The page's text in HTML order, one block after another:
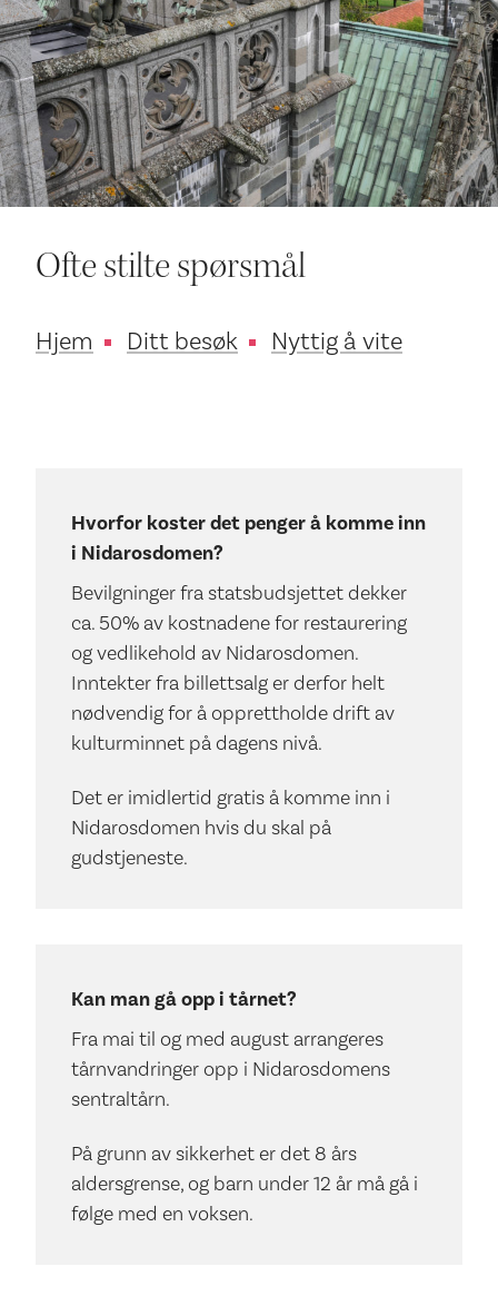
Ditt besøk
Ofte stilte spørsmål
Hjem Ditt besøk Nyttig å vite
Hvorfor koster det penger å komme inn
i Nidarosdomen?
Bevilgninger fra statsbudsjettet dekker
ca. 50% av kostnadene for restaurering
og vedlikehold av Nidarosdomen.
Inntekter fra billettsalg er derfor helt
nødvendig for å opprettholde drift av
kulturminnet på dagens nivå.
Det er imidlertid gratis å komme inn i
Nidarosdomen hvis du skal på
gudstjeneste.
Kan man gå opp i tårnet?
Fra mai til og med august arrangeres
tårnvandringer opp i Nidarosdomens
sentraltårn.
På grunn av sikkerhet er det 8 års
aldersgrense, og barn under 12 år må gå i
følge med en voksen.